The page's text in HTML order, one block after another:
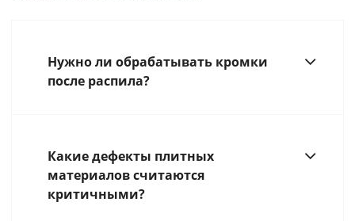
Нужно ли обрабатывать кромки
после распила?
Какие дефекты плитных
материалов считаются
критичными?